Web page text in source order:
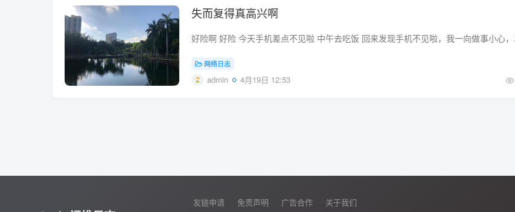
失而复得真高兴啊
网络日志
admin 4月19日 12:53
友链申请 免责声明 广告合作 关于我们